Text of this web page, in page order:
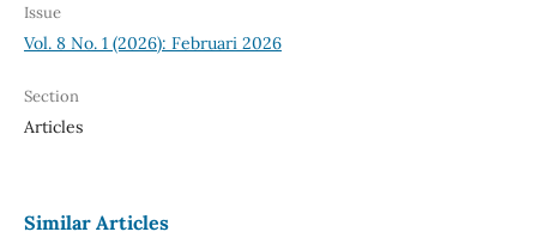
Issue
Vol. 8 No. 1 (2026): Februari 2026
Section
Articles
Similar Articles